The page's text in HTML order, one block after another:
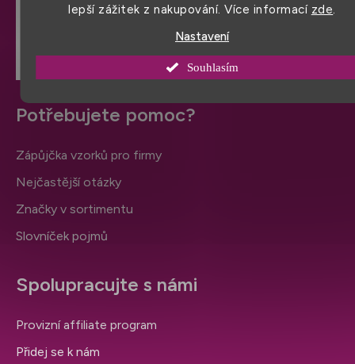
lepší zážitek z nakupování. Více informací zde
Nastavení
Souhlasím
Potřebujete pomoc?
Zápůjčka vzorků pro firmy
Nejčastější otázky
Značky v sortimentu
Slovníček pojmů
Spolupracujte s námi
Provizní affiliate program
Přidej se k nám